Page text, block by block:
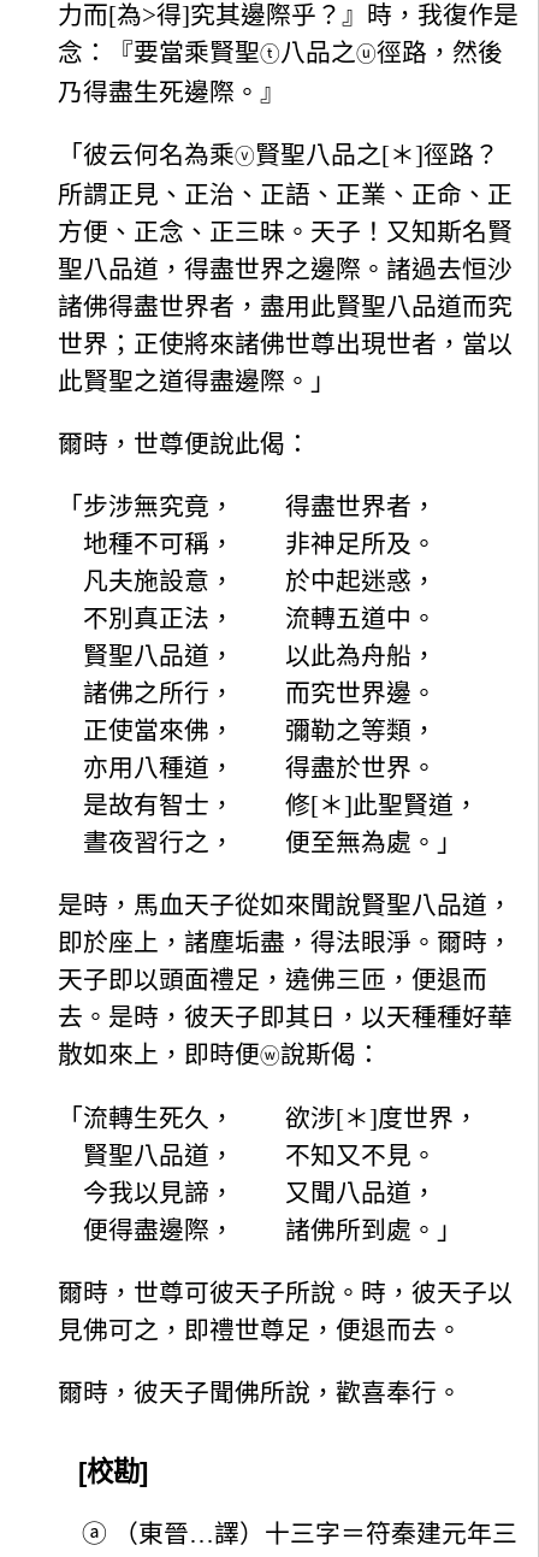
力而[為>得]究其邊際乎？』時，我復作是
念：『要當乘賢聖ⓣ八品之ⓤ徑路，然後
乃得盡生死邊際。』
「彼云何名為乘ⓥ賢聖八品之[＊]徑路？
所謂正見、正治、正語、正業、正命、正
方便、正念、正三昧。天子！又知斯名賢
聖八品道，得盡世界之邊際。諸過去恒沙
諸佛得盡世界者，盡用此賢聖八品道而究
世界；正使將來諸佛世尊出現世者，當以
此賢聖之道得盡邊際。」
爾時，世尊便說此偈：
「步涉無究竟， 得盡世界者，
地種不可稱， 非神足所及。
凡夫施設意， 於中起迷惑，
不別真正法， 流轉五道中。
賢聖八品道， 以此為舟船，
諸佛之所行， 而究世界邊。
正使當來佛， 彌勒之等類，
亦用八種道， 得盡於世界。
是故有智士， 修[＊]此聖賢道，
晝夜習行之， 便至無為處。」
是時，馬血天子從如來聞說賢聖八品道，
即於座上，諸塵垢盡，得法眼淨。爾時，
天子即以頭面禮足，遶佛三匝，便退而
去。是時，彼天子即其日，以天種種好華
散如來上，即時便ⓦ說斯偈：
「流轉生死久， 欲涉[＊]度世界，
賢聖八品道， 不知又不見。
今我以見諦， 又聞八品道，
便得盡邊際， 諸佛所到處。」
爾時，世尊可彼天子所說。時，彼天子以
見佛可之，即禮世尊足，便退而去。
爾時，彼天子聞佛所說，歡喜奉行。
[校勘]
ⓐ （東晉…譯）十三字＝符秦建元年三